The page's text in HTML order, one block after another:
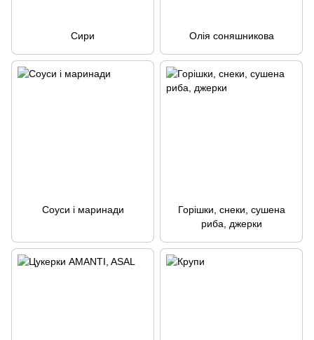
Сири Олія соняшникова
Соуси і маринади
Горішки, снеки, сушена
риба, джерки